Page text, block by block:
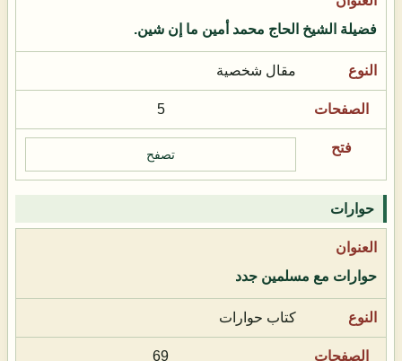
فضيلة الشيخ الحاج محمد أمين ما إن شين.
مقال شخصية
5
تصفح
حوارات
حوارات مع مسلمين جدد
كتاب حوارات
69